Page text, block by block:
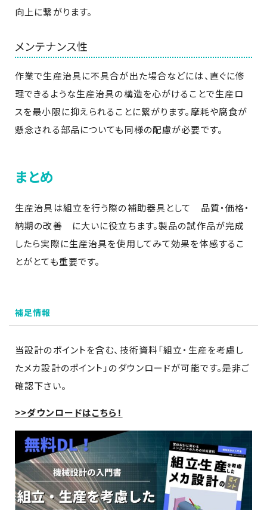
向上に繋がります。
メンテナンス性
作業で生産治具に不具合が出た場合などには、直ぐに修
理できるような生産治具の構造を心がけることで生産ロ
スを最小限に抑えられることに繋がります。摩耗や腐食が
懸念される部品についても同様の配慮が必要です。
まとめ
生産治具は組立を行う際の補助器具として 品質・価格・
納期の改善 に大いに役立ちます。製品の試作品が完成
したら実際に生産治具を使用してみて効果を体感するこ
とがとても重要です。
補足情報
当設計のポイントを含む、技術資料「組立・生産を考慮し
たメカ設計のポイント」のダウンロードが可能です。是非ご
確認下さい。
>>ダウンロードはこちら！